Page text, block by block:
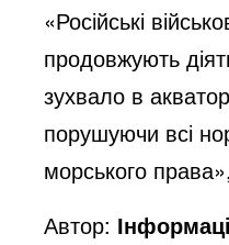
«Російські
продовжують
зухвало в
порушуючи всі
морського
Автор: